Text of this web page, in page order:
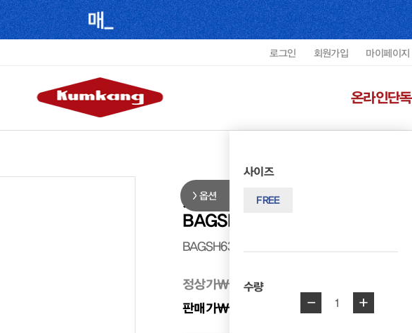
로그인 회원가입 마이페이지
온라인단독
옵션
사이즈
FREE
수량
- 1 +
지아니콘티 시그니처 레더 토트백
BAGSH6311WGICF3
BAGSH6311WGICF3
정상가₩ 358,000
판매가₩ 322,200